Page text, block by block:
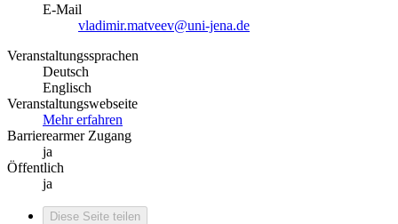
E-Mail
vladimir.matveev@uni-jena.de
Veranstaltungssprachen
Deutsch
Englisch
Veranstaltungswebseite
Mehr erfahren
Barrierearmer Zugang
ja
Öffentlich
ja
Diese Seite teilen